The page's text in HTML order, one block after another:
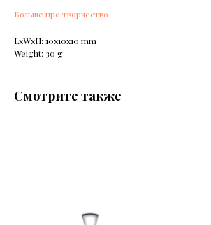
Больше про творчество
LxWxH: 10x10x10 mm
Weight: 30 g
Смотрите также